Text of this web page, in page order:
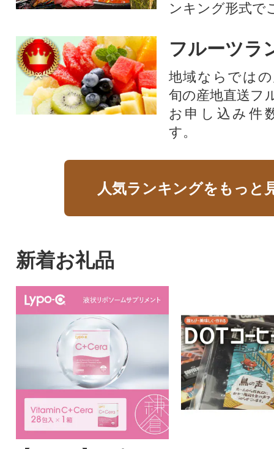
ンキング形式で
フルーツラ
地域ならでは
旬の産地直送フ
お申し込み件
す。
人気ランキングをもっと
新着お礼品